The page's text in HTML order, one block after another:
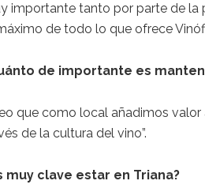
importante tanto por parte de la
de todo lo que ofrece
de importante es
que como local añadimos
de la cultura del vino”.
muy clave estar en Triana?